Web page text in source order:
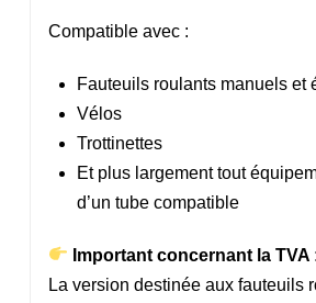
Compatible avec :
Fauteuils roulants manuels et
Vélos
Trottinettes
Et plus largement tout
d’un tube compatible
Important concernant la TVA
La version destinée aux fauteuils